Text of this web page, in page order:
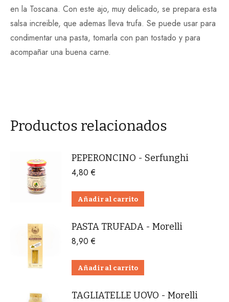
en la Toscana. Con este ajo, muy delicado, se prepara esta
salsa increible, que ademas lleva trufa. Se puede usar para
condimentar una pasta, tomarla con pan tostado y para
acompañar una buena carne.
Productos relacionados
PEPERONCINO - Serfunghi
4,80€
Añadir al carrito
PASTA TRUFADA - Morelli
8,90€
Añadir al carrito
TAGLIATELLE UOVO - Morelli